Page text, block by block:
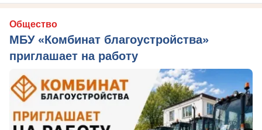
Общество
МБУ «Комбинат благоустройства»
приглашает на работу